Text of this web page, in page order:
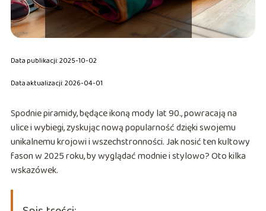
Data publikacji: 2025-10-02
Data aktualizacji: 2026-04-01
Spodnie piramidy, będące ikoną mody lat 90., powracają na
ulice i wybiegi, zyskując nową popularność dzięki swojemu
unikalnemu krojowi i wszechstronności. Jak nosić ten kultowy
fason w 2025 roku, by wyglądać modnie i stylowo? Oto kilka
wskazówek.